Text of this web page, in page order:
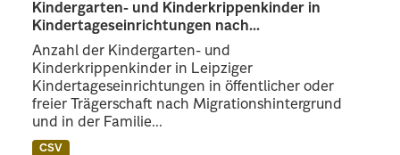
Kindergarten- und Kinderkrippenkinder in
Kindertageseinrichtungen nach...
Anzahl der Kindergarten- und
Kinderkrippenkinder in Leipziger
Kindertageseinrichtungen in öffentlicher oder
freier Trägerschaft nach Migrationshintergrund
und in der Familie...
CSV